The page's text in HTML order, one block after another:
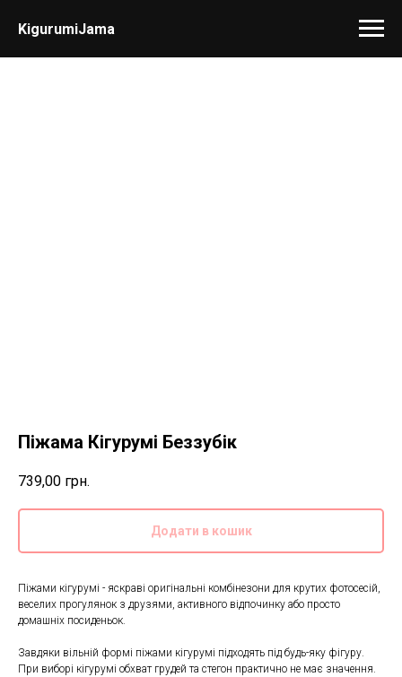
KigurumiJama
Піжама Кігурумі Беззубік
739,00 грн.
Додати в кошик
Піжами кігурумі - яскраві оригінальні комбінезони для крутих фотосесій,
веселих прогулянок з друзями, активного відпочинку або просто
домашніх посиденьок.
Завдяки вільній формі піжами кігурумі підходять під будь-яку фігуру.
При виборі кігурумі обхват грудей та стегон практично не має значення.